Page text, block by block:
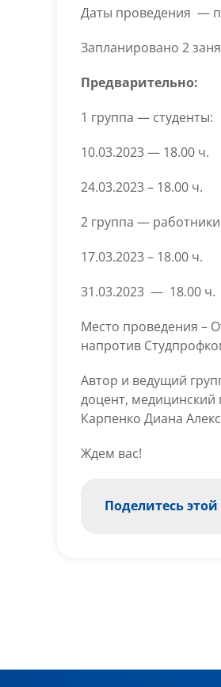
Даты проведения —
Запланировано 2
Предварительно:
1 группа — студенты:
10.03.2023 — 18.00 ч.
24.03.2023 – 18.00 ч.
2 группа —
17.03.2023 – 18.00 ч.
31.03.2023 — 18.00 ч.
Место проведения –
напротив
Автор и ведущий
доцент,
Карпенко Диана
Ждем вас!
Поделитесь